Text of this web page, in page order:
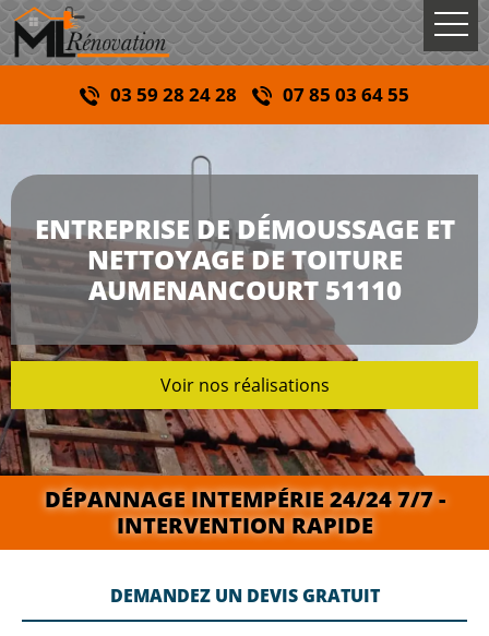
03 59 28 24 28 07 85 03 64 55
ENTREPRISE DE DÉMOUSSAGE ET
NETTOYAGE DE TOITURE
AUMENANCOURT 51110
Voir nos réalisations
DÉPANNAGE INTEMPÉRIE 24/24 7/7 -
INTERVENTION RAPIDE
DEMANDEZ UN DEVIS GRATUIT